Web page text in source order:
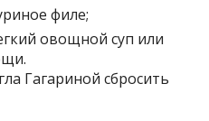
филе;
овощной суп или
Гагариной сбросить